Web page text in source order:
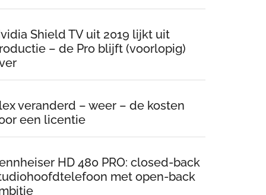
Shield TV uit 2019 lijkt uit
– de Pro blijft (voorlopig)
veranderd – weer – de kosten
een licentie
HD 480 PRO: closed-back
met open-back